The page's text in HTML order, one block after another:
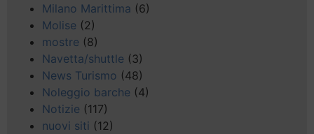
Milano Marittima (6)
Molise (2)
mostre (8)
Navetta/shuttle (3)
News Turismo (48)
Noleggio barche (4)
Notizie (117)
nuovi siti (12)